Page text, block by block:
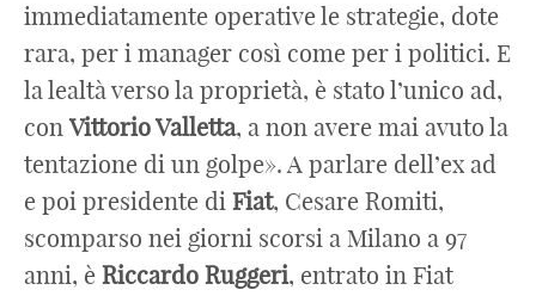
immediatamente operative le strategie, dote
rara, per i manager così come per i politici. E
la lealtà verso la proprietà, è stato l’unico ad,
con Vittorio Valletta, a non avere mai avuto la
tentazione di un golpe». A parlare dell’ex ad
e poi presidente di Fiat, Cesare Romiti,
scomparso nei giorni scorsi a Milano a 97
anni, è Riccardo Ruggeri, entrato in Fiat